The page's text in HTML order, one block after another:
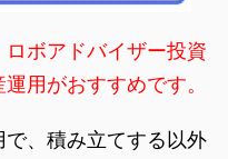
ロボアドバイザー投資
用がおすすめです。
、積み立てする以外